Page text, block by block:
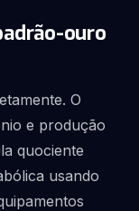
ouro
O
e produção
quociente
usando